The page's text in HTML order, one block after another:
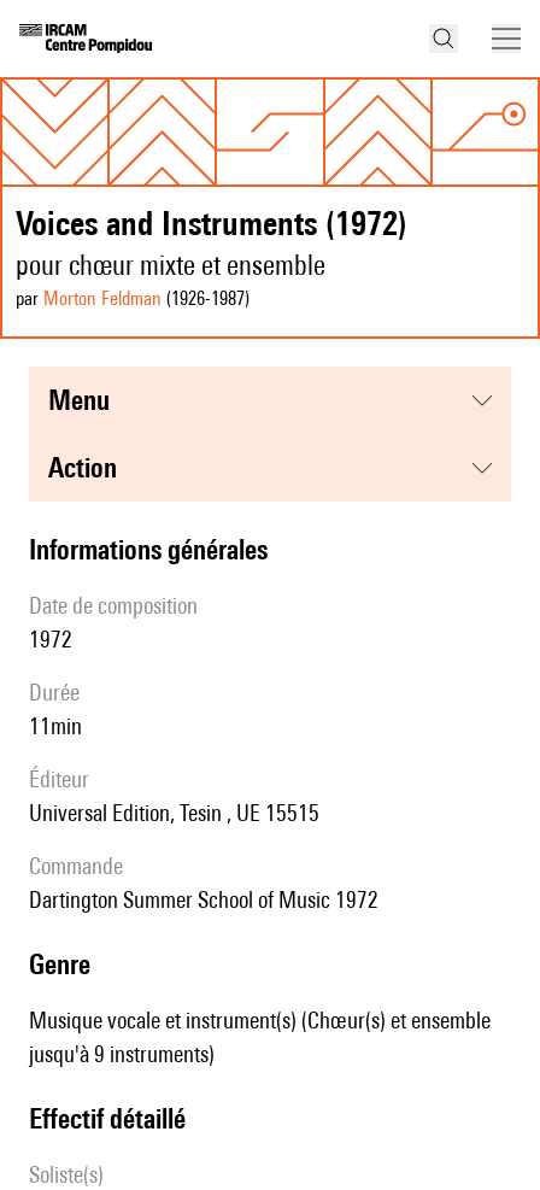
Voices and Instruments (1972)
pour chœur mixte et ensemble
par Morton Feldman (1926-1987)
menu
action
informations générales
date de composition
1972
durée
11min
éditeur
Universal Edition, Tesin , UE 15515
Commande
Dartington Summer School of Music 1972
genre
Musique vocale et instrument(s) (Chœur(s) et ensemble
jusqu'à 9 instruments)
effectif détaillé
Soliste(s)